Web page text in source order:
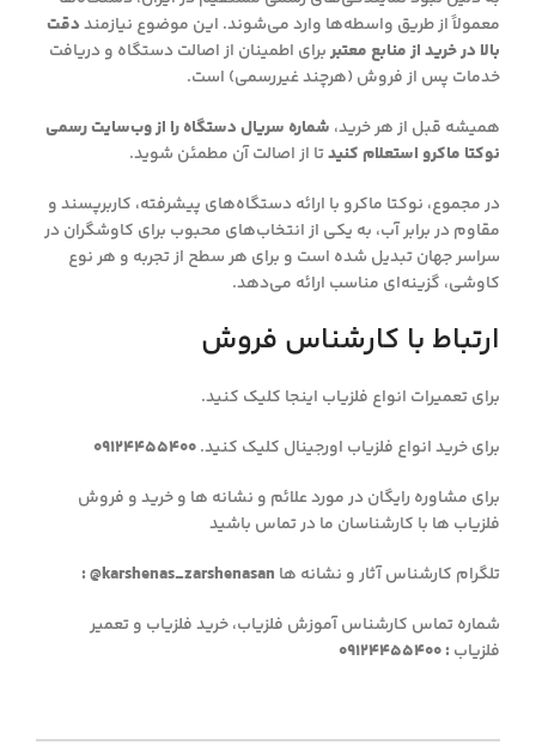
معمولاً از طریق واسطه‌ها وارد می‌شوند. این موضوع نیازمنددقت
بالا در خرید از منابع معتبربرای اطمینان از اصالت دستگاه و دریافت
خدمات پس از فروش (هرچند غیررسمی) است.
همیشه قبل از هر خرید، شماره سریال دستگاه را از وب‌سایت رسمی
نوکتا ماکرو استعلام کنیدتا از اصالت آن مطمئن شوید.
در مجموع، نوکتا ماکرو با ارائه دستگاه‌های پیشرفته، کاربرپسند و
مقاوم در برابر آب، به یکی از انتخاب‌های محبوب برای کاوشگران در
سراسر جهان تبدیل شده است و برای هر سطح از تجربه و هر نوع
کاوشی، گزینه‌ای مناسب ارائه می‌دهد.
ارتباط با کارشناس فروش
برای تعمیرات انواع فلزیاب اینجا کلیک کنید.
برای خرید انواع فلزیاب اورجینال کلیک کنید.09124455400
برای مشاوره رایگان در مورد علائم و نشانه ها و خرید و فروش
فلزیاب ها با کارشناسان ما در تماس باشید
تلگرام کارشناس آثار و نشانه ها : @karshenas_zarshenasan
شماره تماس کارشناس آموزش فلزیاب، خرید فلزیاب و تعمیر
فلزیاب :
09124455400